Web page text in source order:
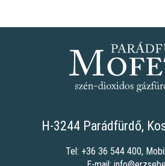
H-3244 Parádfürdő,
Tel: +36 36 544 400,